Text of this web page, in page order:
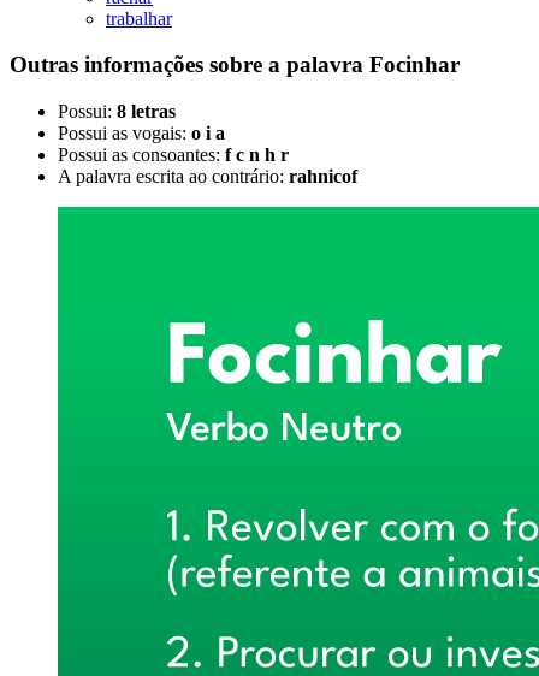
trabalhar
Outras informações sobre a palavra Focinhar
Possui: 8 letras
Possui as vogais: o i a
Possui as consoantes: f c n h r
A palavra escrita ao contrário: rahnicof